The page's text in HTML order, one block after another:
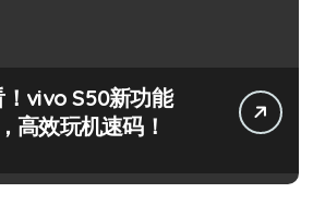
vivo S50新功能
高效玩机速码！